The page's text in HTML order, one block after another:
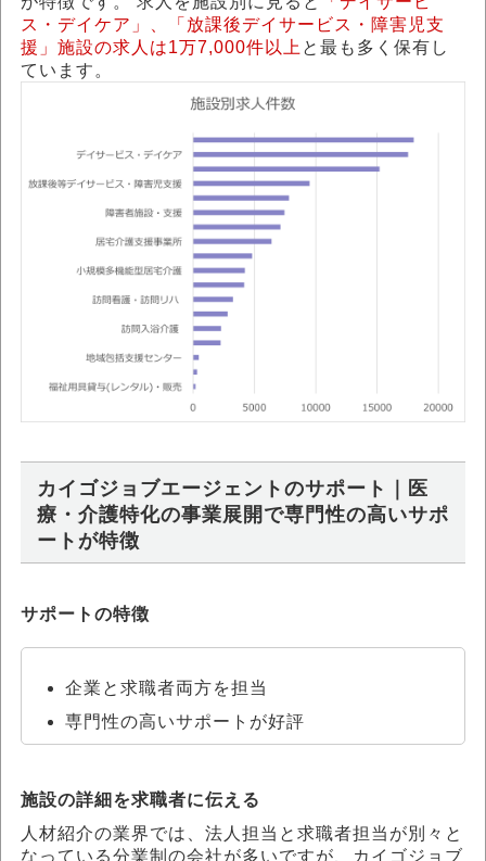
ス・デイケア」、「放課後デイサービス・障害児支
援」施設の求人は1万7,000件以上 と最も多く保有し
ています。
カイゴジョブエージェントのサポート｜医
療・介護特化の事業展開で専門性の高いサポ
ートが特徴
サポートの特徴
企業と求職者両方を担当
専門性の高いサポートが好評
施設の詳細を求職者に伝える
人材紹介の業界では、法人担当と求職者担当が別々と
なっている分業制の会社が多いですが、カイゴジョブ